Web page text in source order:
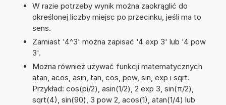
W razie potrzeby wynik można zaokrąglić do
określonej liczby miejsc po przecinku, jeśli ma to
sens.
Zamiast '4^3' można zapisać '4 exp 3' lub '4 pow
3'.
Można również używać funkcji matematycznych
atan, acos, asin, tan, cos, pow, sin, exp i sqrt.
Przykład: cos(pi/2), asin(1/2), 2 exp 3, sin(π/2),
sqrt(4), sin(90), 3 pow 2, acos(1), atan(1/4) lub